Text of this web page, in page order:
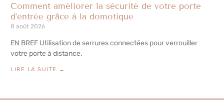
Comment améliorer la sécurité de votre porte
d’entrée grâce à la domotique
8 août 2026
EN BREF Utilisation de serrures connectées pour verrouiller
votre porte à distance.
LIRE LA SUITE →